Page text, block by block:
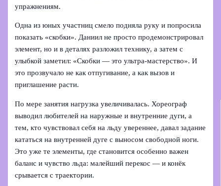
упражнениям.
Одна из юных участниц смело подняла руку и попросила
показать «скобки». Даниил не просто продемонстрировал
элемент, но и в деталях разложил технику, а затем с
улыбкой заметил: «Скобки — это ультра-мастерство». И
это прозвучало не как отпугивание, а как вызов и
приглашение расти.
По мере занятия нагрузка увеличивалась. Хореограф
выводил любителей на наружные и внутренние дуги, а
тем, кто чувствовал себя на льду увереннее, давал задание
кататься на внутренней дуге с выносом свободной ноги.
Это уже те элементы, где становится особенно важен
баланс и чувство льда: малейший перекос — и конёк
срывается с траектории.